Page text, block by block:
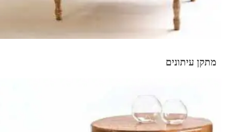
מתקן עיתונים